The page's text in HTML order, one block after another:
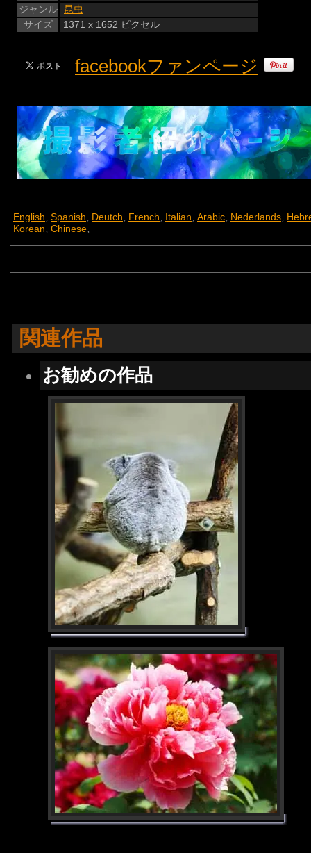
ジャンル
昆虫
サイズ
1371 x 1652 ピクセル
facebookファンページ
English, Spanish, Deutch, French, Italian, Arabic, Nederlands,
Korean, Chinese,
関連作品
お勧めの作品